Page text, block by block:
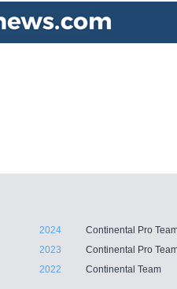
2024
Continental Pro
2023
Continental Pro
2022 Continental Team